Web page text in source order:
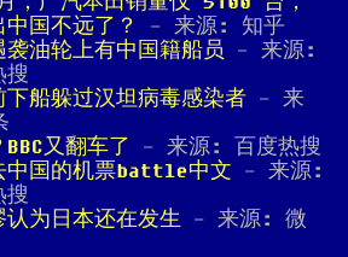
国不远了？
- 来源: 知乎
油轮上有中国籍船员 - 来源:
下船躲过汉坦病毒感染者 - 来
又翻车了
- 来源: 百度热搜
中国的机票battle中文 - 来源:
认为日本还在发生 - 来源: 微